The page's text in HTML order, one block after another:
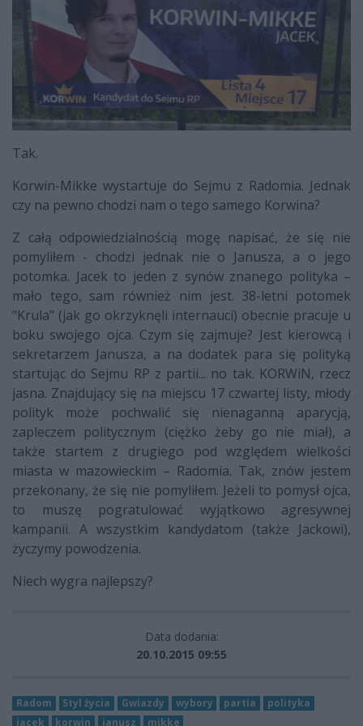
Tak.
Korwin-Mikke wystartuje do Sejmu z Radomia. Jednak
czy na pewno chodzi nam o tego samego Korwina?
Z całą odpowiedzialnością mogę napisać, że się nie
pomyliłem - chodzi jednak nie o Janusza, a o jego
potomka. Jacek to jeden z synów znanego polityka –
mało tego, sam również nim jest. 38-letni potomek
"Krula" (jak go okrzyknęli internauci) obecnie pracuje u
boku swojego ojca. Czym się zajmuje? Jest kierowcą i
sekretarzem Janusza, a na dodatek para się polityką
startując do Sejmu RP z partii... no tak. KORWiN, rzecz
jasna. Znajdujący się na miejscu 17 czwartej listy, młody
polityk może pochwalić się nienaganną aparycją,
zapleczem politycznym (ciężko żeby go nie miał), a
także startem z drugiego pod względem wielkości
miasta w mazowieckim – Radomia. Tak, znów jestem
przekonany, że się nie pomyliłem. Jeżeli to pomysł ojca,
to muszę pogratulować wyjątkowo agresywnej
kampanii. A wszystkim kandydatom (także Jackowi),
życzymy powodzenia.
Niech wygra najlepszy?
Data dodania:
20.10.2015 09:55
Radom Styl życia Gwiazdy wybory partia
polityka
jacek
korwin janusz mikke